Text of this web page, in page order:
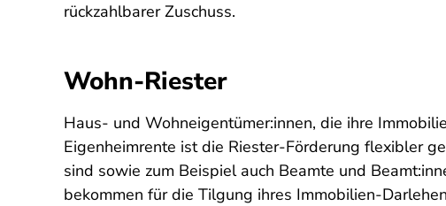
rückzahlbarer Zuschuss.
Wohn-Riester
Haus- und Wohneigentümer:innen, die ihre
Eigenheimrente ist die Riester-Förderung flexibler
sind sowie zum Beispiel auch Beamte und
bekommen für die Tilgung ihres Immobilien-